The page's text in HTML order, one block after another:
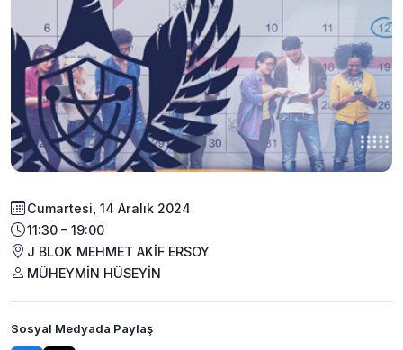
Cumartesi, 14 Aralık 2024
11:30 – 19:00
J BLOK MEHMET AKİF ERSOY
MÜHEYMİN HÜSEYİN
Sosyal Medyada Paylaş